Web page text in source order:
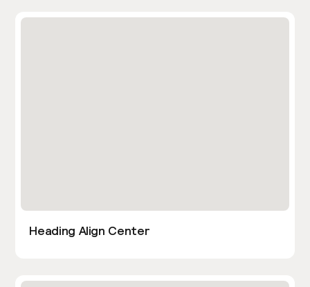
Heading Align Center